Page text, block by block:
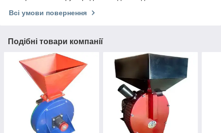
Всі умови повернення
Подібні товари компанії